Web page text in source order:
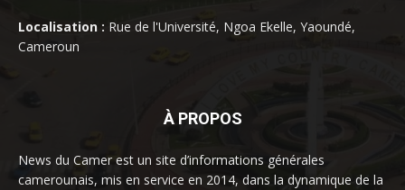
Localisation : Rue de l'Université, Ngoa Ekelle, Yaoundé,
Cameroun
À PROPOS
News du Camer est un site d’informations générales
camerounais, mis en service en 2014, dans la dynamique de la